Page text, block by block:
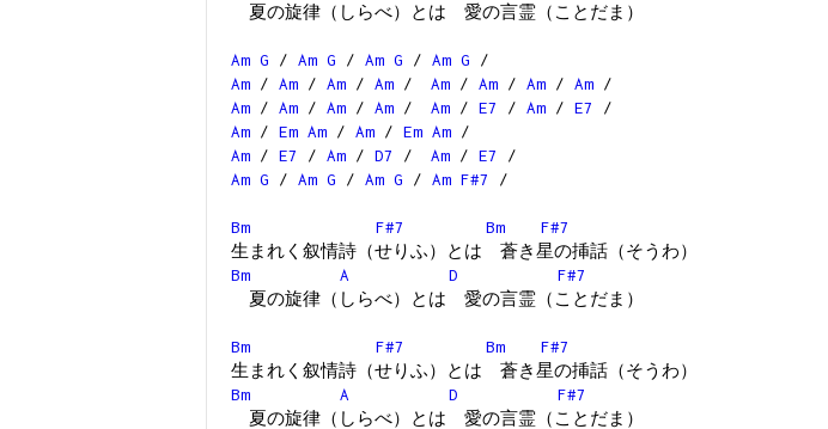
夏の旋律（しらべ）とは 愛の言霊（ことだま）
Am G / Am G / Am G / Am G /
Am / Am / Am / Am / Am / Am / Am / Am /
Am / Am / Am / Am / Am / E7 / Am / E7
/
Am / Em Am / Am / Em Am /
Am / E7 / Am / D7 / Am / E7
/
Am G / Am G / Am G / Am F#7 /
Bm F#7 Bm
F#7
生まれく叙情詩（せりふ）とは 蒼き星の挿話（そうわ）
Bm
A D
F#7
夏の旋律（しらべ）とは 愛の言霊（ことだま）
Bm F#7 Bm
F#7
生まれく叙情詩（せりふ）とは 蒼き星の挿話（そうわ）
Bm
A D
F#7
夏の旋律（しらべ）とは 愛の言霊（ことだま）